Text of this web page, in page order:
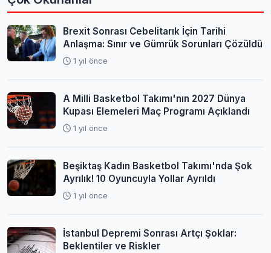
Brexit Sonrası Cebelitarık İçin Tarihi
Anlaşma: Sınır ve Gümrük Sorunları Çözüldü
1 yıl önce
A Milli Basketbol Takımı'nın 2027 Dünya
Kupası Elemeleri Maç Programı Açıklandı
1 yıl önce
Beşiktaş Kadın Basketbol Takımı'nda Şok
Ayrılık! 10 Oyuncuyla Yollar Ayrıldı
1 yıl önce
İstanbul Depremi Sonrası Artçı Şoklar:
Beklentiler ve Riskler